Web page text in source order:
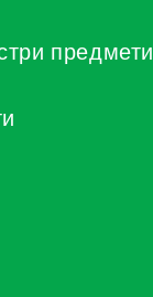
предмети